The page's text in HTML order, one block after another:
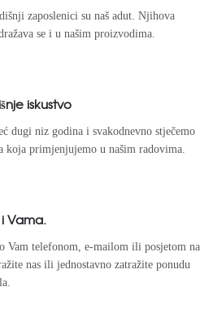
zaposlenici su naš adut. Njihova
se i u našim proizvodima.
iskustvo
dugi niz godina i svakodnevno stječemo
koja primjenjujemo u našim radovima.
Vama.
Vam telefonom, e-mailom ili posjetom na
nas ili jednostavno zatražite ponudu